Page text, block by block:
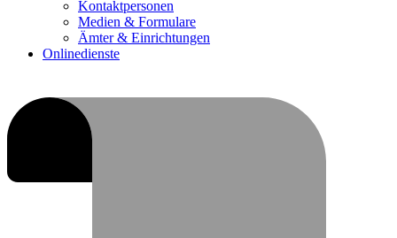
Kontaktpersonen
Medien & Formulare
Ämter & Einrichtungen
Onlinedienste